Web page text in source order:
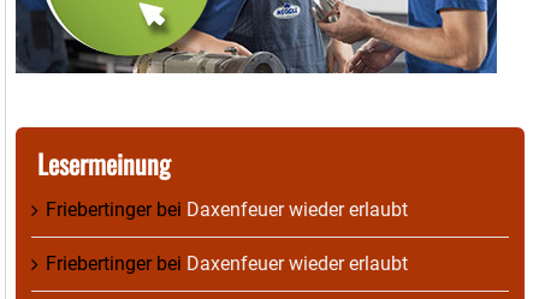
Lesermeinung
Friebertingerbei Daxenfeuer wieder erlaubt
Friebertingerbei Daxenfeuer wieder erlaubt